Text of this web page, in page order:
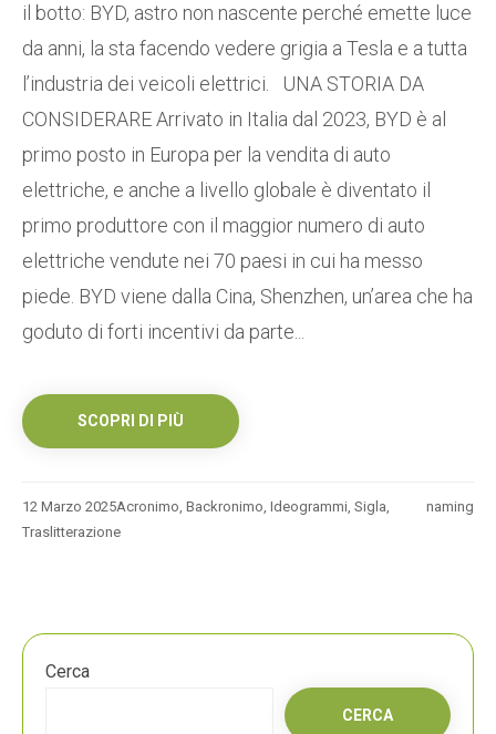
il botto: BYD, astro non nascente perché emette luce
da anni, la sta facendo vedere grigia a Tesla e a tutta
l’industria dei veicoli elettrici. UNA STORIA DA
CONSIDERARE Arrivato in Italia dal 2023, BYD è al
primo posto in Europa per la vendita di auto
elettriche, e anche a livello globale è diventato il
primo produttore con il maggior numero di auto
elettriche vendute nei 70 paesi in cui ha messo
piede. BYD viene dalla Cina, Shenzhen, un’area che ha
goduto di forti incentivi da parte...
SCOPRI DI PIÙ
12 Marzo 2025 naming
Acronimo, Backronimo, Ideogrammi, Sigla,
Traslitterazione
Cerca
CERCA